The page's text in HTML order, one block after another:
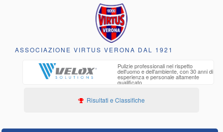
ASSOCIAZIONE VIRTUS VERONA DAL 1921
Pulizie professionali nel rispetto
dell'uomo e dell'ambiente, con 30 anni di
esperienza e personale altamente
qualificato
Risultati e Classifiche